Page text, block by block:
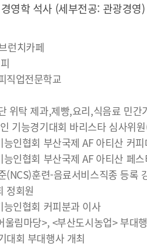
영학 석사 (세부전공: 관광경영)
런치카페
직업전문학교
위탁 제과,제빵,요리,식음료 민
기능경기대회 바리스타 심사위
인협회 부산국제 AF 아티산 커
인협회 부산국제 AF 아티산 페
(NCS)훈련-음료서비스직종 등록
정회원
인협회 커피분과 이사
울림마당>, <부산도시농업> 부대
대회 부대행사 개최